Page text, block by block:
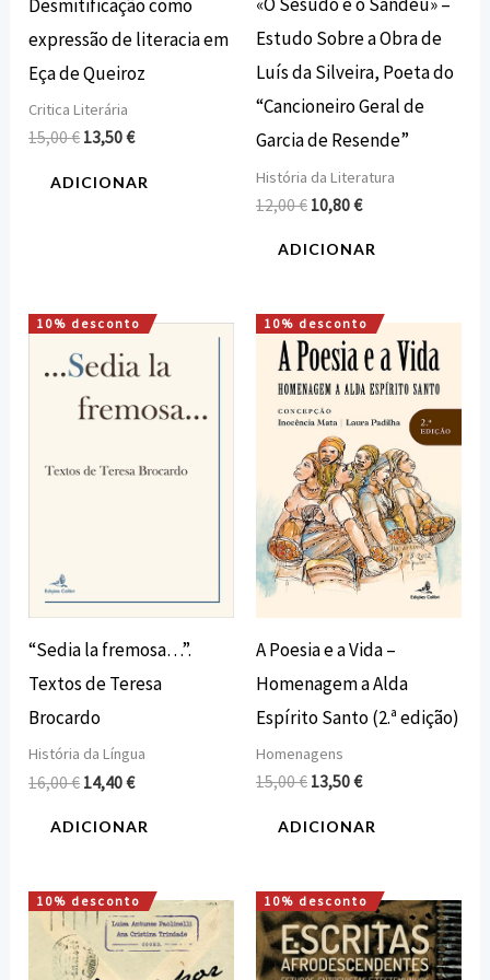
Desmitificação como
expressão de literacia em
Eça de Queiroz
Critica Literária
15,00€ 13,50€
ADICIONAR
Estudo Sobre a Obra de
Luís da Silveira, Poeta do
“Cancioneiro Geral de
Garcia de Resende”
História da Literatura
12,00€ 10,80€
ADICIONAR
10% desconto
“Sedia la fremosa…”.
Textos de Teresa
Brocardo
História da Língua
16,00€
O
preço
original
era:
16,00 €.
14,40€
O
preço
atual
14,40 €.
ADICIONAR
10% desconto
A Poesia e a Vida –
Homenagem a Alda
Espírito Santo (2.ª edição)
Homenagens
15,00€
O
preço
original
era:
15,00 €.
13,50€
O
preço
atual
é:
13,50 €.
ADICIONAR
10% desconto
O
preço
original
era:
O
preço
atual
10% desconto
O
preço
original
era:
O
preço
atual
é: